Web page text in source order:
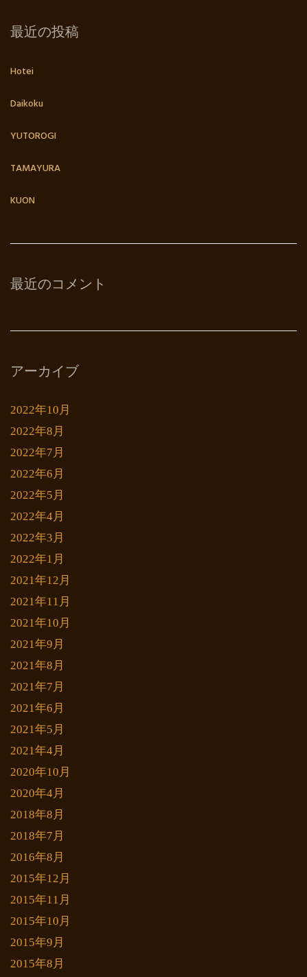
最近の投稿
Hotei
Daikoku
YUTOROGI
TAMAYURA
KUON
最近のコメント
アーカイブ
2022年10月
2022年8月
2022年7月
2022年6月
2022年5月
2022年4月
2022年3月
2022年1月
2021年12月
2021年11月
2021年10月
2021年9月
2021年8月
2021年7月
2021年6月
2021年5月
2021年4月
2020年10月
2020年4月
2018年8月
2018年7月
2016年8月
2015年12月
2015年11月
2015年10月
2015年9月
2015年8月